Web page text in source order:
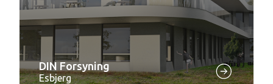
DIN Forsyning
Esbjerg